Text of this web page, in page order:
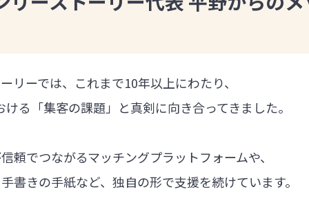
リーでは、これまで10年以上にわたり、
る「集客の課題」と真剣に向き合ってきました。
頼でつながるマッチングプラットフォームや、
書きの手紙など、独自の形で支援を続けています。